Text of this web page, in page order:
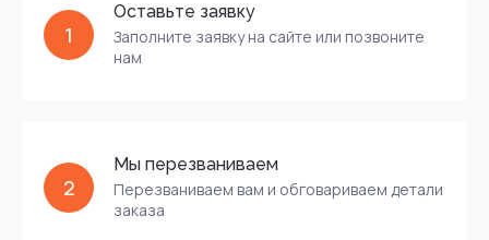
1
Оставьте заявку
Заполните заявку на сайте или позвоните
нам
2
Мы перезваниваем
Перезваниваем вам и обговариваем детали
заказа